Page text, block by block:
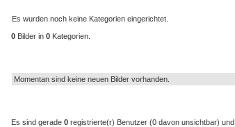
Es wurden noch keine Kategorien eingerichtet.
0 Bilder in 0 Kategorien.
Momentan sind keine neuen Bilder vorhanden.
Es sind gerade 0 registrierte(r) Benutzer (0 davon unsichtbar) und